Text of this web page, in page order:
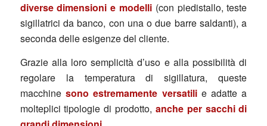
diverse dimensioni e modelli (con piedistallo, teste
sigillatrici da banco, con una o due barre saldanti), a
seconda delle esigenze del cliente.
Grazie alla loro semplicità d’uso e alla possibilità di
regolare la temperatura di sigillatura, queste
macchine sono estremamente versatilie adatte a
molteplici tipologie di prodotto, anche per sacchi di